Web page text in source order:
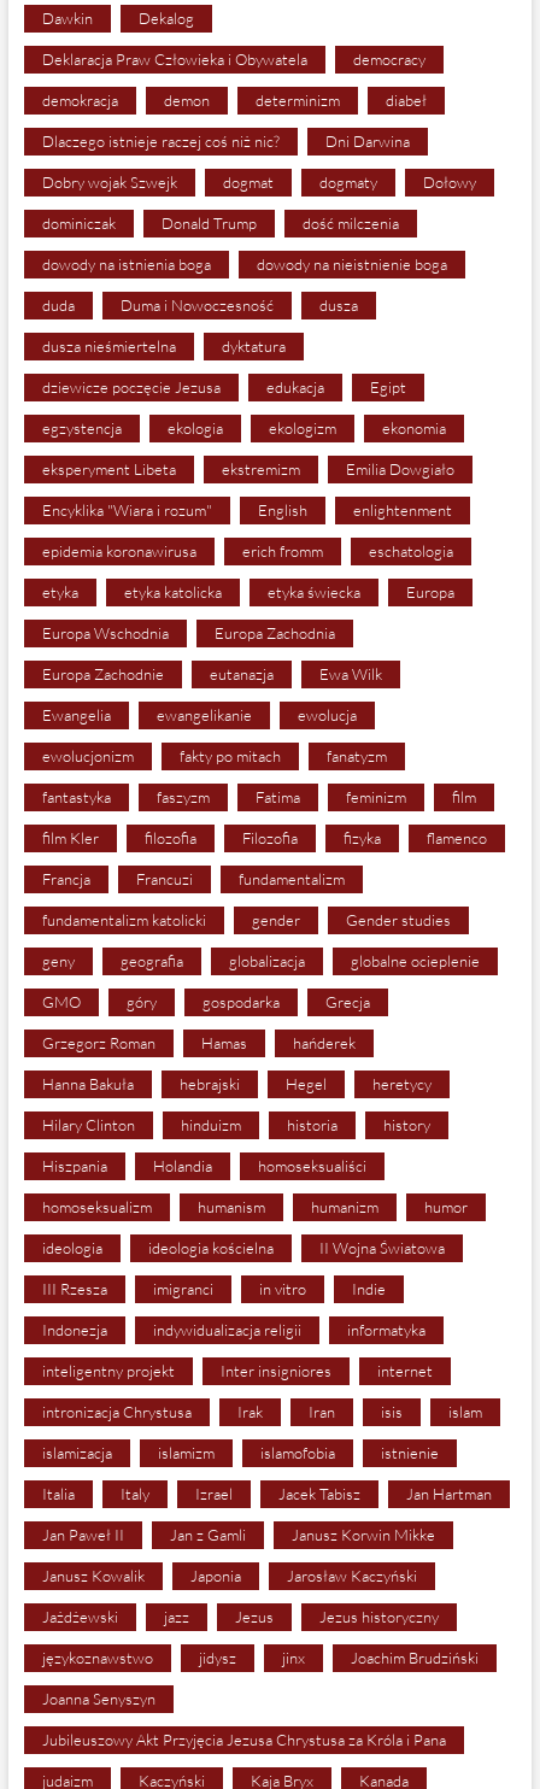
Dawkin Dekalog
Deklaracja Praw Człowieka i Obywatela democracy
demokracja demon determinizm diabeł
Dlaczego istnieje raczej coś niż nic? Dni Darwina
Dobry wojak Szwejk dogmat dogmaty Dołowy
dominiczak Donald Trump dość milczenia
dowody na istnienia boga dowody na nieistnienie boga
duda Duma i Nowoczesność dusza
dusza nieśmiertelna dyktatura
dziewicze poczęcie Jezusa edukacja Egipt
egzystencja ekologia ekologizm ekonomia
eksperyment Libeta ekstremizm Emilia Dowgiało
Encyklika "Wiara i rozum" English enlightenment
epidemia koronawirusa erich fromm eschatologia
etyka etyka katolicka etyka świecka Europa
Europa Wschodnia Europa Zachodnia
Europa Zachodnie eutanazja Ewa Wilk
Ewangelia ewangelikanie ewolucja
ewolucjonizm fakty po mitach fanatyzm
fantastyka faszyzm Fatima feminizm film
film Kler filozofia Filozofia fizyka flamenco
Francja Francuzi fundamentalizm
fundamentalizm katolicki gender Gender studies
geny geografia globalizacja globalne ocieplenie
GMO góry gospodarka Grecja
Grzegorz Roman Hamas hańderek
Hanna Bakuła hebrajski Hegel heretycy
Hilary Clinton hinduizm historia history
Hiszpania Holandia homoseksualiści
homoseksualizm humanism humanizm humor
ideologia ideologia kościelna II Wojna Światowa
III Rzesza imigranci in vitro Indie
Indonezja indywidualizacja religii informatyka
inteligentny projekt Inter insigniores internet
intronizacja Chrystusa Irak Iran isis islam
islamizacja islamizm islamofobia istnienie
Italia Italy Izrael Jacek Tabisz Jan Hartman
Jan Paweł II Jan z Gamli Janusz Korwin Mikke
Janusz Kowalik Japonia Jarosław Kaczyński
Jażdżewski jazz Jezus Jezus historyczny
językoznawstwo jidysz jinx Joachim Brudziński
Joanna Senyszyn
Jubileuszowy Akt Przyjęcia Jezusa Chrystusa za Króla i Pana
judaizm Kaczyński Kaja Bryx Kanada